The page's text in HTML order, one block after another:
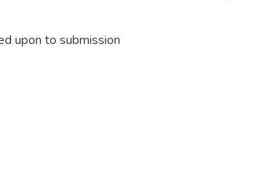
upon to submission